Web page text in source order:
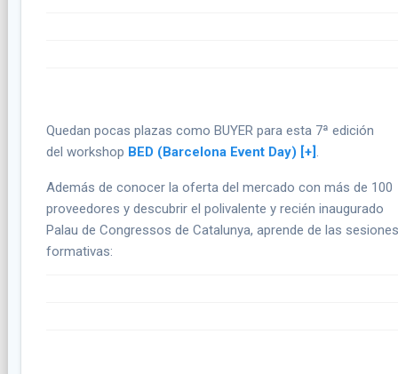
Quedan pocas plazas como BUYER para esta 7ª edición
del workshop BED (Barcelona Event Day) [+] .
Además de conocer la oferta del mercado con más de 100
proveedores y descubrir el polivalente y recién inaugurado
Palau de Congressos de Catalunya, aprende de las sesiones
formativas: